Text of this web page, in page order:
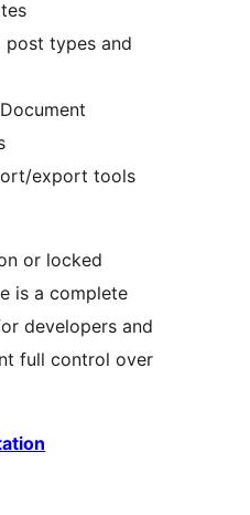
post types and
export tools
or locked
is a complete
developers and
full control over